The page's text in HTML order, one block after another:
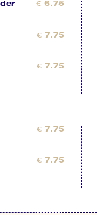
€ 6.75
€ 7.75
€ 7.75
€ 7.75
€ 7.75